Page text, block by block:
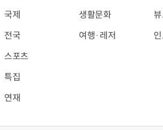
국제
전국
스포츠
특집
연재
생활문화
여행·레저